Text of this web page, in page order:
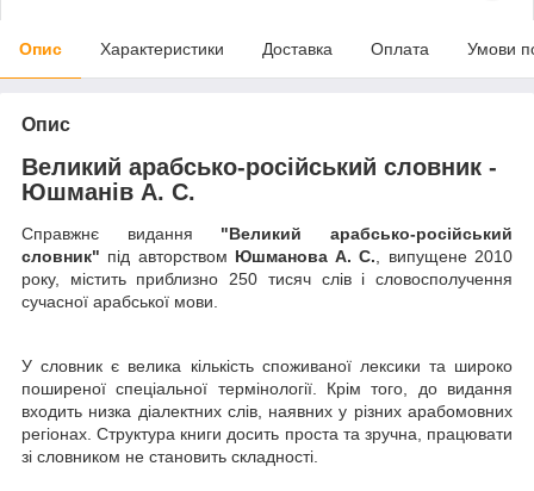
Опис Характеристики Доставка Оплата Умови
Опис
Великий арабсько-російський словник -
Юшманів А. С.
Справжнє видання "Великий арабсько-російський
словник" під авторством Юшманова А. С., випущене 2010
року, містить приблизно 250 тисяч слів і словосполучення
сучасної арабської мови.
У словник є велика кількість споживаної лексики та широко
поширеної спеціальної термінології. Крім того, до видання
входить низка діалектних слів, наявних у різних арабомовних
регіонах. Структура книги досить проста та зручна, працювати
зі словником не становить складності.